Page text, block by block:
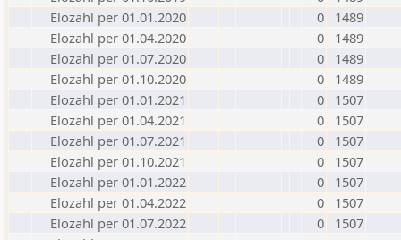
Elozahl per 01.01.2020
0
1489
Elozahl per 01.04.2020
0
1489
Elozahl per 01.07.2020
0
1489
Elozahl per 01.10.2020
0
1489
Elozahl per 01.01.2021
0
1507
Elozahl per 01.04.2021
0
1507
Elozahl per 01.07.2021
0
1507
Elozahl per 01.10.2021
0
1507
Elozahl per 01.01.2022
0
1507
Elozahl per 01.04.2022
0
1507
Elozahl per 01.07.2022
0
1507